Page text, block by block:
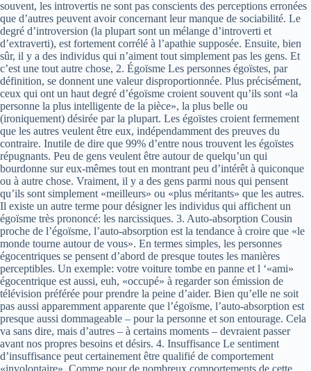
souvent, les introvertis ne sont pas conscients des perceptions erronées
que d’autres peuvent avoir concernant leur manque de sociabilité. Le
degré d’introversion (la plupart sont un mélange d’introverti et
d’extraverti), est fortement corrélé à l’apathie supposée. Ensuite, bien
sûr, il y a des individus qui n’aiment tout simplement pas les gens. Et
c’est une tout autre chose, 2. Égoïsme Les personnes égoïstes, par
définition, se donnent une valeur disproportionnée. Plus précisément,
ceux qui ont un haut degré d’égoïsme croient souvent qu’ils sont «la
personne la plus intelligente de la pièce», la plus belle ou
(ironiquement) désirée par la plupart. Les égoïstes croient fermement
que les autres veulent être eux, indépendamment des preuves du
contraire. Inutile de dire que 99% d’entre nous trouvent les égoïstes
répugnants. Peu de gens veulent être autour de quelqu’un qui
bourdonne sur eux-mêmes tout en montrant peu d’intérêt à quiconque
ou à autre chose. Vraiment, il y a des gens parmi nous qui pensent
qu’ils sont simplement «meilleurs» ou «plus méritants» que les autres.
Il existe un autre terme pour désigner les individus qui affichent un
égoïsme très prononcé: les narcissiques. 3. Auto-absorption Cousin
proche de l’égoïsme, l’auto-absorption est la tendance à croire que «le
monde tourne autour de vous». En termes simples, les personnes
égocentriques se pensent d’abord de presque toutes les manières
perceptibles. Un exemple: votre voiture tombe en panne et l ‘«ami»
égocentrique est aussi, euh, «occupé» à regarder son émission de
télévision préférée pour prendre la peine d’aider. Bien qu’elle ne soit
pas aussi apparemment apparente que l’égoïsme, l’auto-absorption est
presque aussi dommageable – pour la personne et son entourage. Cela
va sans dire, mais d’autres – à certains moments – devraient passer
avant nos propres besoins et désirs. 4. Insuffisance Le sentiment
d’insuffisance peut certainement être qualifié de comportement
«involontaire». Comme pour de nombreux comportements de cette